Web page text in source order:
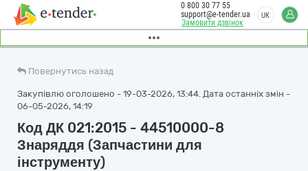
Замовити дзвінок
0 800 30 77 55
support@e-tender.ua
UK
Повернутись назад
Закупівлю оголошено - 19-03-2026, 13:44. Дата останніх змін -
06-05-2026, 14:19
Код ДК 021:2015 - 44510000-8
Знаряддя (Запчастини для
інструменту)